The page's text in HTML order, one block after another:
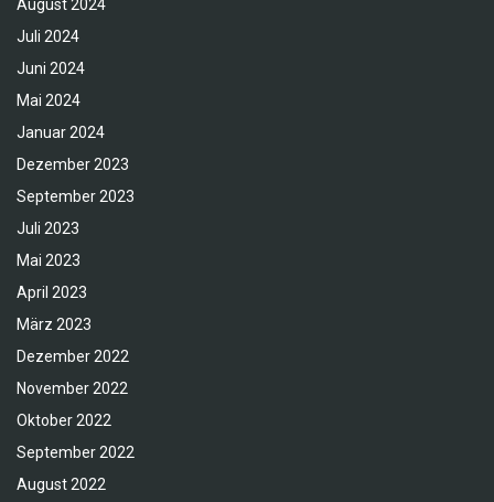
August 2024
Juli 2024
Juni 2024
Mai 2024
Januar 2024
Dezember 2023
September 2023
Juli 2023
Mai 2023
April 2023
März 2023
Dezember 2022
November 2022
Oktober 2022
September 2022
August 2022